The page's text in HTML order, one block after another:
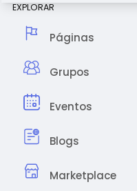
EXPLORAR
Páginas
Grupos
Eventos
Blogs
Marketplace